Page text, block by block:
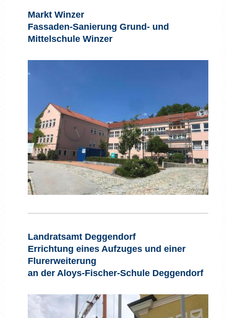
Markt Winzer
Fassaden-Sanierung Grund- und
Mittelschule Winzer
Landratsamt Deggendorf
Errichtung eines Aufzuges und einer
Flurerweiterung
an der Aloys-Fischer-Schule Deggendorf